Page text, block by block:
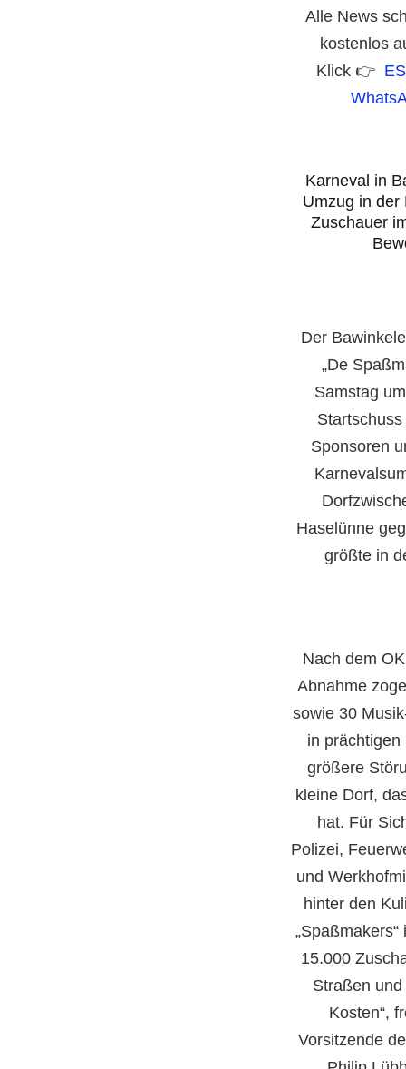
Alle News
kostenlos
Klick 👉
Karneval in
Umzug in der
Zuschauer
Der
„De
Samstag
Sponsoren
Haselünne
größte in
Nach dem
Abnahme
sowie 30
in
größere
kleine Dorf,
hat. Für
Polizei,
und
hinter den
„Spaßmakers“
15.000
Straßen
Kosten“,
Vorsitzende